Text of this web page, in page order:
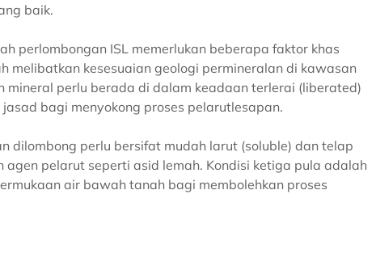
baik.
perlombongan ISL memerlukan beberapa faktor khas
melibatkan kesesuaian geologi permineralan di kawasan
mineral perlu berada di dalam keadaan terlerai (liberated)
bagi menyokong proses pelarutlesapan.
dilombong perlu bersifat mudah larut (soluble) dan telap
pelarut seperti asid lemah. Kondisi ketiga pula adalah
air bawah tanah bagi membolehkan proses